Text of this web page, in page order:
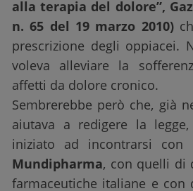
alla terapia del dolore”,
n. 65 del 19 marzo 2010)
prescrizione degli oppiacei.
voleva alleviare la
affetti da dolore cronico.
Sembrerebbe però che, già
aiutava a redigere la legge,
iniziato ad incontrarsi con
Mundipharma, con quelli di
farmaceutiche italiane e con